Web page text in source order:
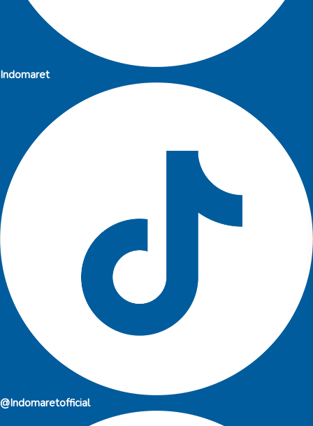
Indomaret
@Indomaretofficial